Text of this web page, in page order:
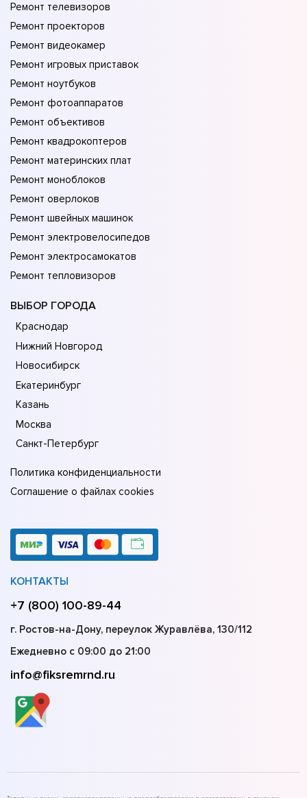
Ремонт телевизоров
Ремонт проекторов
Ремонт видеокамер
Ремонт игровых приставок
Ремонт ноутбуков
Ремонт фотоаппаратов
Ремонт объективов
Ремонт квадрокоптеров
Ремонт материнских плат
Ремонт моноблоков
Ремонт оверлоков
Ремонт швейных машинок
Ремонт электровелосипедов
Ремонт электросамокатов
Ремонт тепловизоров
ВЫБОР ГОРОДА
Краснодар
Нижний Новгород
Новосибирск
Екатеринбург
Казань
Москва
Санкт-Петербург
Политика конфиденциальности
Соглашение о файлах cookies
КОНТАКТЫ
+7 (800) 100-89-44
г. Ростов-на-Дону, переулок Журавлёва, 130/112
Ежедневно с 09:00 до 21:00
info@fiksremrnd.ru